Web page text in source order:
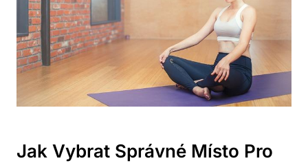
Jak Vybrat Správné Místo Pro